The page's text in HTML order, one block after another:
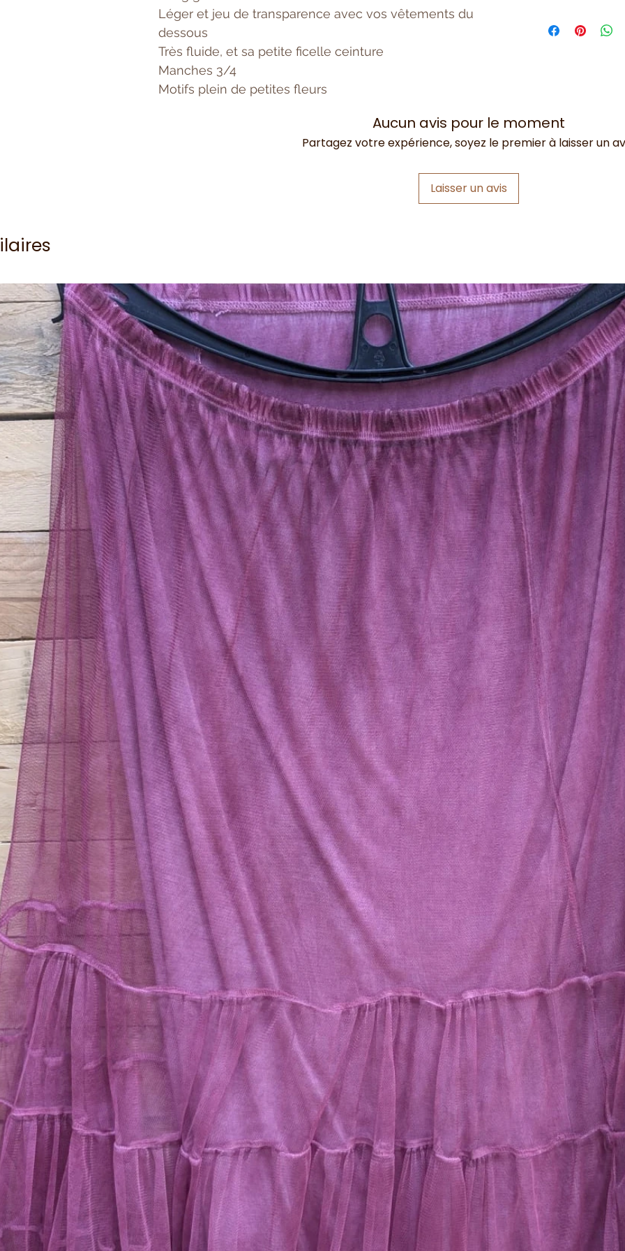
Léger et jeu de transparence avec vos vêtements du
dessous
Très fluide, et sa petite ficelle ceinture
Manches 3/4
Motifs plein de petites fleurs
Aucun avis pour le moment
Partagez votre expérience, soyez le premier à laisser un
Laisser un avis